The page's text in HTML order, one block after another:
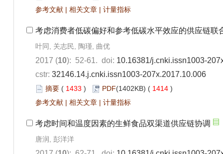
参考文献 | 相关文章 | 计量指标
考虑消费者低碳偏好和参考低碳水平效应的供应链联
叶同, 关志民, 陶瑾, 曲优
2017 (10): 52-61. doi: 10.16381/j.cnki.issn1003-
cstr: 32146.14.j.cnki.issn1003-207x.2017.10.006
摘要 ( 1433 ) PDF(1402KB) ( 1414 )
参考文献 | 相关文章 | 计量指标
考虑时间和温度因素的生鲜食品双渠道供应链协调
唐润, 彭洋洋